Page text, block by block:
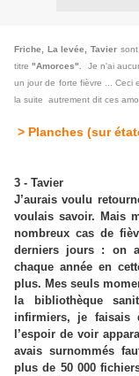
Friche, La levée, Tavier
titre"Amorces".
Je n'ai
un jour de forte fièvre ... Ceci
la suite autrement dit ces
> Planches (sur
3 - Tavier
J’aurais voulu
voulais savoir. Mais
nombreux cas de
derniers jours : on
chaque année en
plus. Mes seuls
la bibliothèque
infirmiers, je faisais
l’espoir de voir
avais surnommés
plus de 50 000